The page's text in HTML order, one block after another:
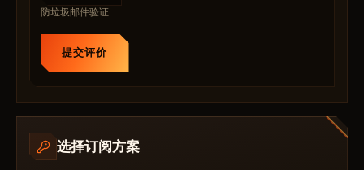
防垃圾邮件验证
提交评价
选择订阅方案